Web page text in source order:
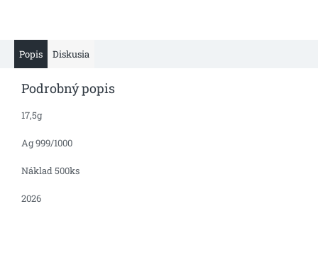
Popis Diskusia
Podrobný popis
17,5g
Ag 999/1000
Náklad 500ks
2026